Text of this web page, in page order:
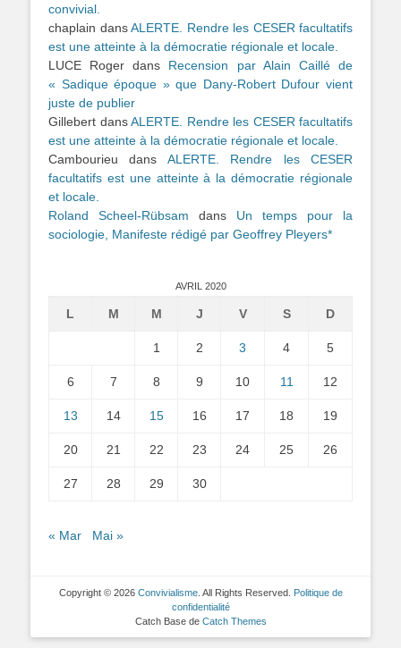
convivial.
chaplain dansALERTE. Rendre les CESER facultatifs
est une atteinte à la démocratie régionale et locale.
LUCE Roger dans Recension par Alain Caillé de
« Sadique époque » que Dany-Robert Dufour vient
juste de publier
Gillebert dansALERTE. Rendre les CESER facultatifs
est une atteinte à la démocratie régionale et locale.
Cambourieu dans ALERTE. Rendre les CESER
facultatifs est une atteinte à la démocratie régionale
et locale.
Roland Scheel-Rübsam dans Un temps pour la
sociologie, Manifeste rédigé par Geoffrey Pleyers*
AVRIL 2020
L M M J V S D
1 2 3 4 5
6 7 8 9 10 11 12
13 14 15 16 17 18 19
20 21 22 23 24 25 26
27 28 29 30
« Mar Mai »
Copyright © 2026 Convivialisme. All Rights Reserved. Politique de
confidentialité
Catch Base de Catch Themes